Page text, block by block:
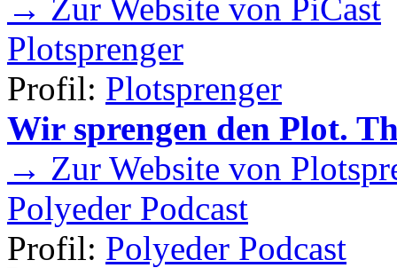
→ Zur Website von PiCast
Plotsprenger
Profil: Plotsprenger
Wir sprengen den Plot.
→ Zur Website von
Polyeder Podcast
Profil: Polyeder Podcast